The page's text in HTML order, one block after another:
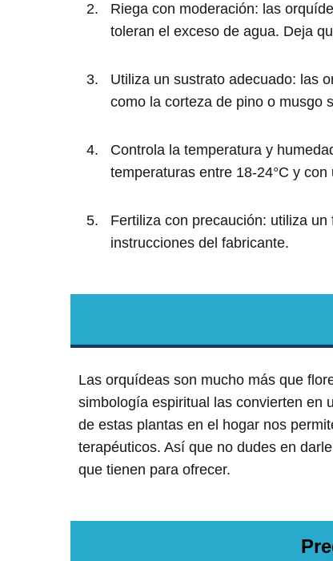
Riega con moderación: las
toleran el exceso de agua. Deja
Utiliza un sustrato adecuado: las
como la corteza de pino o musgo
Controla la temperatura y
temperaturas entre 18-24°C y
Fertiliza con precaución: utiliza
instrucciones del fabricante.
Las orquídeas son mucho más que
simbología espiritual las convierten en
de estas plantas en el hogar nos
terapéuticos. Así que no dudes en
que tienen para ofrecer.